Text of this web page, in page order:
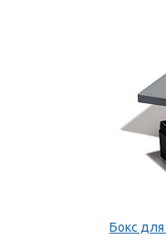
Бокс для